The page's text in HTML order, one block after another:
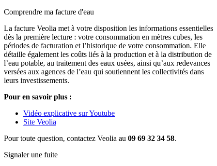
Comprendre ma facture d'eau
La facture Veolia met à votre disposition les informations essentielles
dès la première lecture : votre consommation en mètres cubes, les
périodes de facturation et l’historique de votre consommation. Elle
détaille également les coûts liés à la production et à la distribution de
l’eau potable, au traitement des eaux usées, ainsi qu’aux redevances
versées aux agences de l’eau qui soutiennent les collectivités dans
leurs investissements.
Pour en savoir plus :
Vidéo explicative sur Youtube
Site Veolia
Pour toute question, contactez Veolia au 09 69 32 34 58.
Signaler une fuite